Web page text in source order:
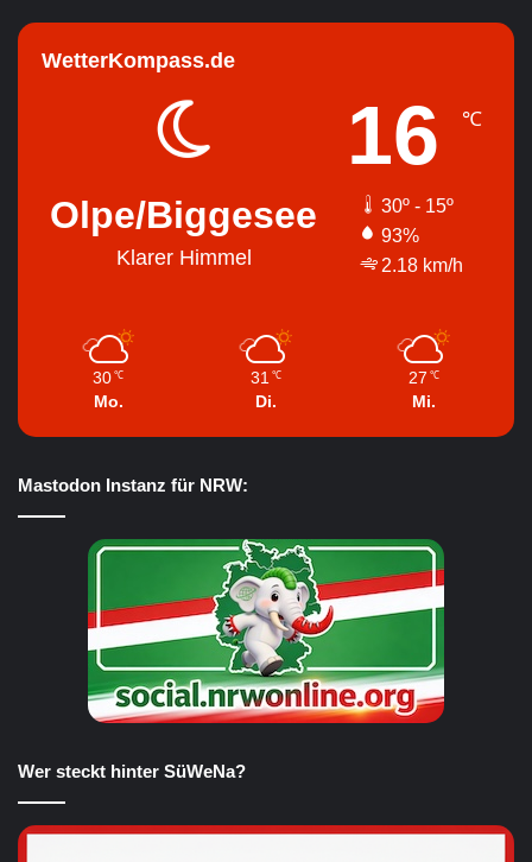
WetterKompass.de
Olpe/Biggesee
Klarer Himmel
16 ℃
30º - 15º
93%
2.18 km/h
30 ℃
Mo.
31 ℃
Di.
27 ℃
Mi.
Mastodon Instanz für NRW:
Wer steckt hinter SüWeNa?